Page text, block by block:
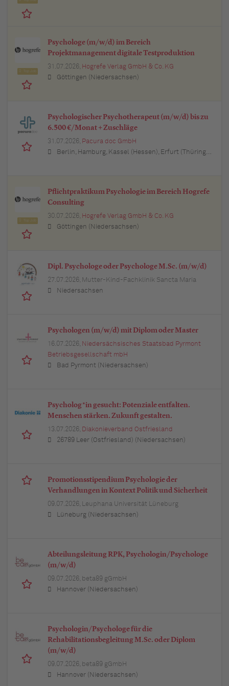
Psychologe (m/w/d) im Bereich
Projektmanagement digitale Testproduktion
31.07.2026, Hogrefe Verlag GmbH & Co. KG
Göttingen (Niedersachsen)
Psychologischer Psychotherapeut (m/w/d) bis zu
6.500 €/Monat + Zuschläge
31.07.2026, Pacura doc GmbH
Berlin, Hamburg, Kassel (Hessen), Erfurt (Thüringen), München (Bayern), Köln (Nordrhein-Westfalen), Frankfurt am Main (Hessen), Stuttgart (Baden-Württemberg), Düsseldorf (Nordrhein-Westfalen), Leipzig (Sachsen), Dortmund (Nordrhein-Westfalen), Essen (Nordrhein-Westfalen), Bremen, Dresden (Sachsen), Hannover (Niedersachsen), Nürnberg (Bayern), Wuppertal (Nordrhein-Westfalen), Bielefeld (Nordrhein-Westfalen), Bonn (Nordrhein-Westfalen), Mannheim (Baden-Württemberg), Karlsruhe (Baden-Württemberg), Münster (Nordrhein-Westfalen), Augsburg (Bayern), Aachen (Nordrhein-Westfalen), Kiel (Schleswig-Holstein), Magdeburg (Sachsen-Anhalt), Freiburg im Breisgau (Baden-Württemberg), Würzburg (Bayern), Regensburg (Bayern)
Pflichtpraktikum Psychologie im Bereich Hogrefe
Consulting
30.07.2026, Hogrefe Verlag GmbH & Co. KG
Göttingen (Niedersachsen)
Dipl. Psychologe oder Psychologe M.Sc. (m/w/d)
27.07.2026, Mutter-Kind-Fachklinik Sancta Maria
Niedersachsen
Psychologen (m/w/d) mit Diplom oder Master
16.07.2026, Niedersächsisches Staatsbad Pyrmont
Betriebsgesellschaft mbH
Bad Pyrmont (Niedersachsen)
Psycholog*in gesucht: Potenziale entfalten.
Menschen stärken. Zukunft gestalten.
13.07.2026, Diakonieverband Ostfriesland
26789 Leer (Ostfriesland) (Niedersachsen)
Promotionsstipendium Psychologie der
Verhandlungen in Kontext Politik und Sicherheit
09.07.2026, Leuphana Universität Lüneburg
Lüneburg (Niedersachsen)
Abteilungsleitung RPK, Psychologin/Psychologe
(m/w/d)
09.07.2026, beta89 gGmbH
Hannover (Niedersachsen)
Psychologin/Psychologe für die
Rehabilitationsbegleitung M.Sc. oder Diplom
(m/w/d)
09.07.2026, beta89 gGmbH
Hannover (Niedersachsen)